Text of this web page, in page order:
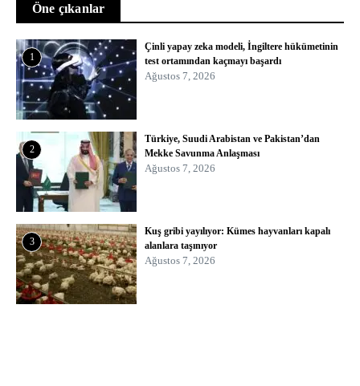
Öne çıkanlar
1
Çinli yapay zeka modeli, İngiltere hükümetinin
test ortamından kaçmayı başardı
Ağustos 7, 2026
2
Türkiye, Suudi Arabistan ve Pakistan’dan
Mekke Savunma Anlaşması
Ağustos 7, 2026
3
Kuş gribi yayılıyor: Kümes hayvanları kapalı
alanlara taşınıyor
Ağustos 7, 2026